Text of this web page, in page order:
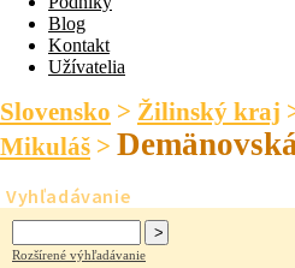
Blog
Kontakt
Užívatelia
Slovensko > Žilinský kraj
Mikuláš >
Vyhľadávanie
Rozšírené výhľadávanie